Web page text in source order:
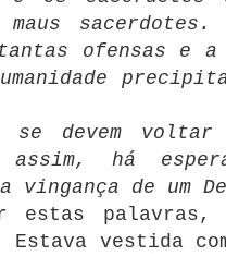
ofensas e a
se devem
há
de um
estas palavras,
Estava vestida